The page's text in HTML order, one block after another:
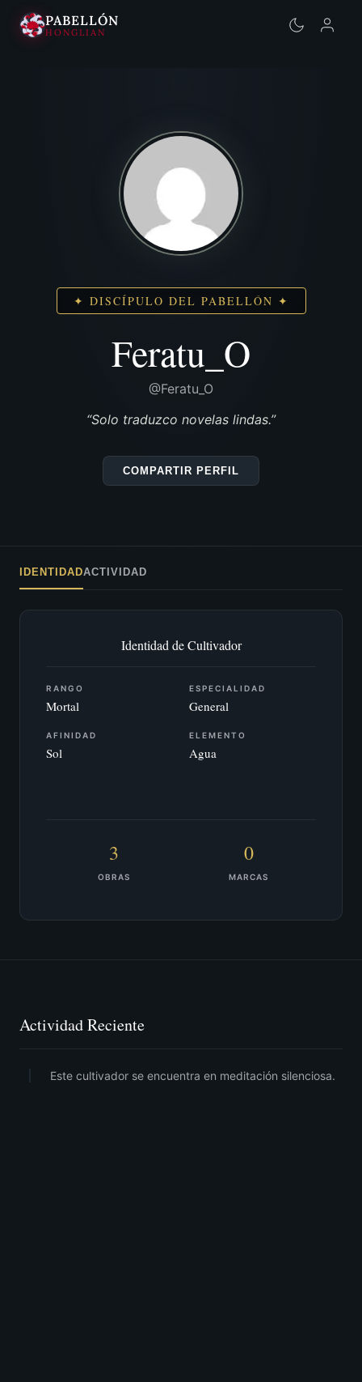
PABELLÓN
HONGLIAN
✦ DISCÍPULO DEL PABELLÓN ✦
Feratu_O
@Feratu_O
“Solo traduzco novelas lindas.”
COMPARTIR PERFIL
IDENTIDADACTIVIDAD
Identidad de Cultivador
RANGO
Mortal
ESPECIALIDAD
General
AFINIDAD
Sol
ELEMENTO
Agua
3
OBRAS
0
MARCAS
Actividad Reciente
Este cultivador se encuentra en meditación silenciosa.